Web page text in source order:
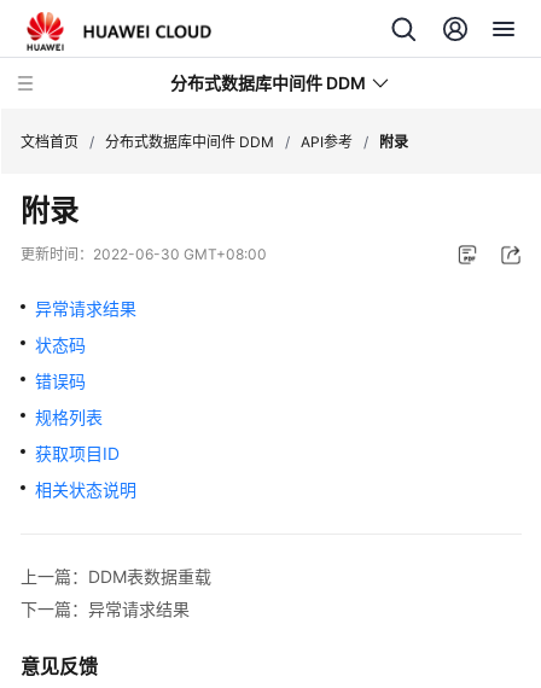
分布式数据库中间件 DDM
最
新
态
服
务
公
告
产
绍
计
说
文档首页 / 分布式数据库中间件 DDM / API参考 / 附录
附录
更新时间： 2022-06-30 GMT+08:00
异常请求结果
状态码
错误码
规格列表
获取项目ID
相关状态说明
上一篇：DDM表数据重载
下一篇：异常请求结果
意见反馈